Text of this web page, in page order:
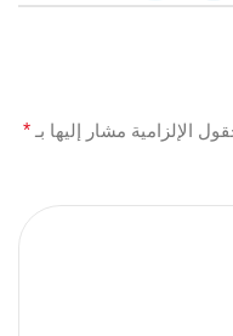
الإلزامية مشار إليها بـ *